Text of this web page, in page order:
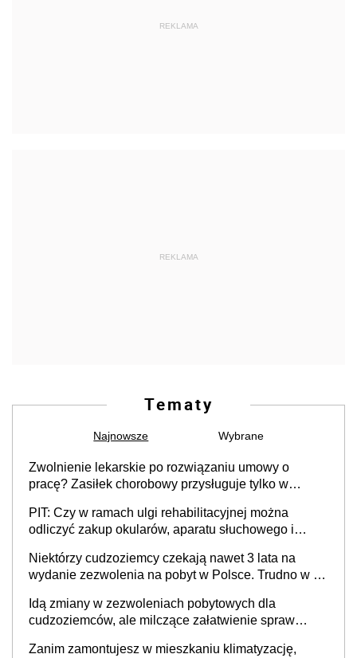
REKLAMA
REKLAMA
Tematy
Najnowsze Wybrane
Zwolnienie lekarskie po rozwiązaniu umowy o
pracę? Zasiłek chorobowy przysługuje tylko w
stosunku pracy
PIT: Czy w ramach ulgi rehabilitacyjnej można
odliczyć zakup okularów, aparatu słuchowego i
Niektórzy cudzoziemcy czekają nawet 3 lata na
wydanie zezwolenia na pobyt w Polsce. Trudno w to
to realny problem
Idą zmiany w zezwoleniach pobytowych dla
cudzoziemców, ale milczące załatwienie spraw
Zanim zamontujesz w mieszkaniu klimatyzację,